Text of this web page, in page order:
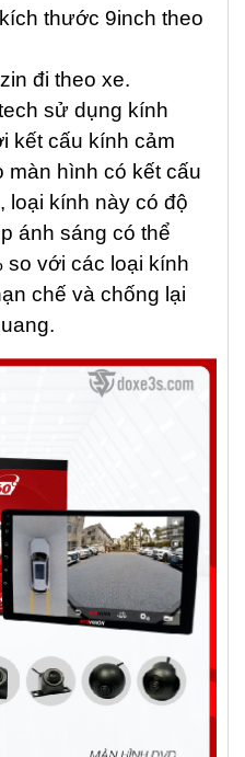
thước 9inch theo
đi theo xe.
sử dụng kính
kết cấu kính cảm
màn hình có kết cấu
loại kính này có độ
ánh sáng có thể
so với các loại kính
chế và chống lại